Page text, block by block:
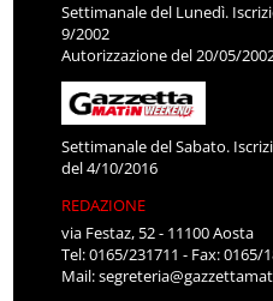
Settimanale del Lunedì.
9/2002
Autorizzazione del 20/05/
Settimanale del Sabato.
del 4/10/2016
REDAZIONE
via Festaz, 52 - 11100 Aosta
Tel: 0165/231711 - Fax: 0165/
Mail: